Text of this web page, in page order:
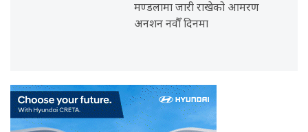
मण्डलामा जारी राखेको आमरण
अनशन नवौँ दिनमा